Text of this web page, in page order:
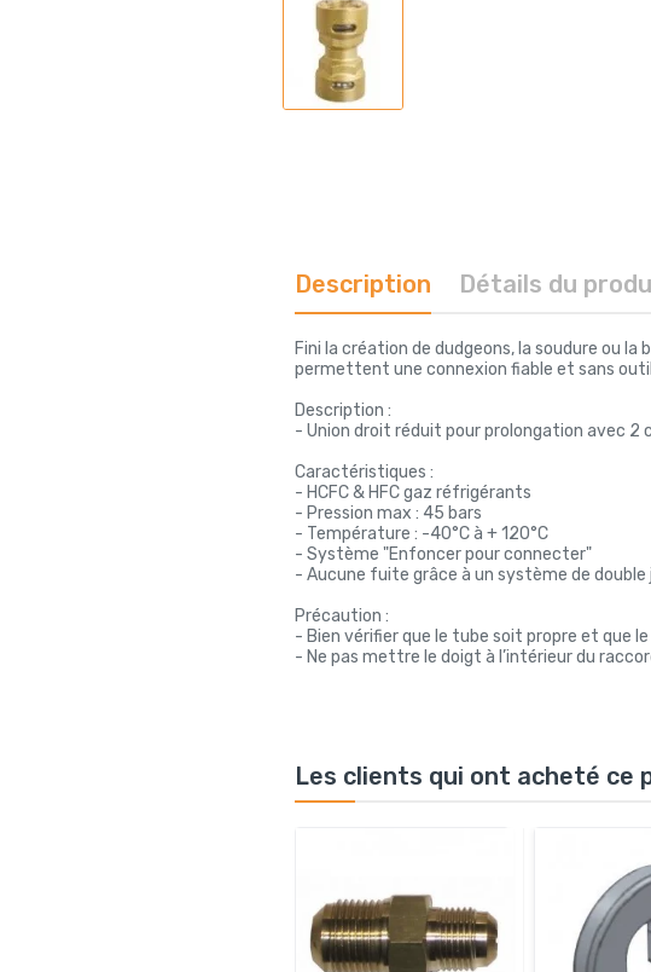
Description Détails du
Fini la création de dudgeons, la soudure ou
permettent une connexion fiable et sans
Description :
- Union droit réduit pour prolongation avec 2
Caractéristiques :
- HCFC & HFC gaz réfrigérants
- Pression max : 45 bars
- Température : -40°C à + 120°C
- Système "Enfoncer pour connecter"
- Aucune fuite grâce à un système de double
Précaution :
- Bien vérifier que le tube soit propre et que
- Ne pas mettre le doigt à l’intérieur du
Les clients qui ont acheté ce